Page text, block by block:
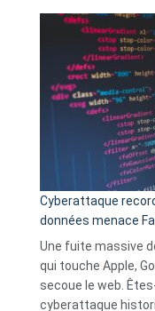
Cyberattaque
données menace
Une fuite massive
qui touche Apple,
secoue le web.
cyberattaque